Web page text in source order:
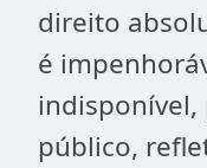
direito
é
indisponível,
público,